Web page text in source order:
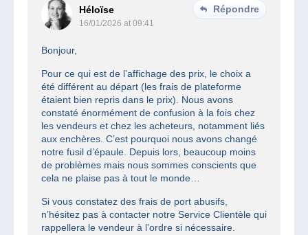
Héloïse
16/01/2026 at 09:41
Répondre
Bonjour,
Pour ce qui est de l’affichage des prix, le choix a
été différent au départ (les frais de plateforme
étaient bien repris dans le prix). Nous avons
constaté énormément de confusion à la fois chez
les vendeurs et chez les acheteurs, notamment liés
aux enchères. C’est pourquoi nous avons changé
notre fusil d’épaule. Depuis lors, beaucoup moins
de problèmes mais nous sommes conscients que
cela ne plaise pas à tout le monde…
Si vous constatez des frais de port abusifs,
n’hésitez pas à contacter notre Service Clientèle qui
rappellera le vendeur à l’ordre si nécessaire.